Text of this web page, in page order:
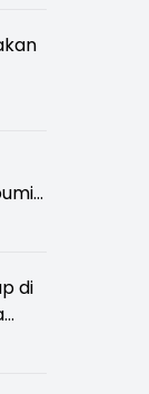
di